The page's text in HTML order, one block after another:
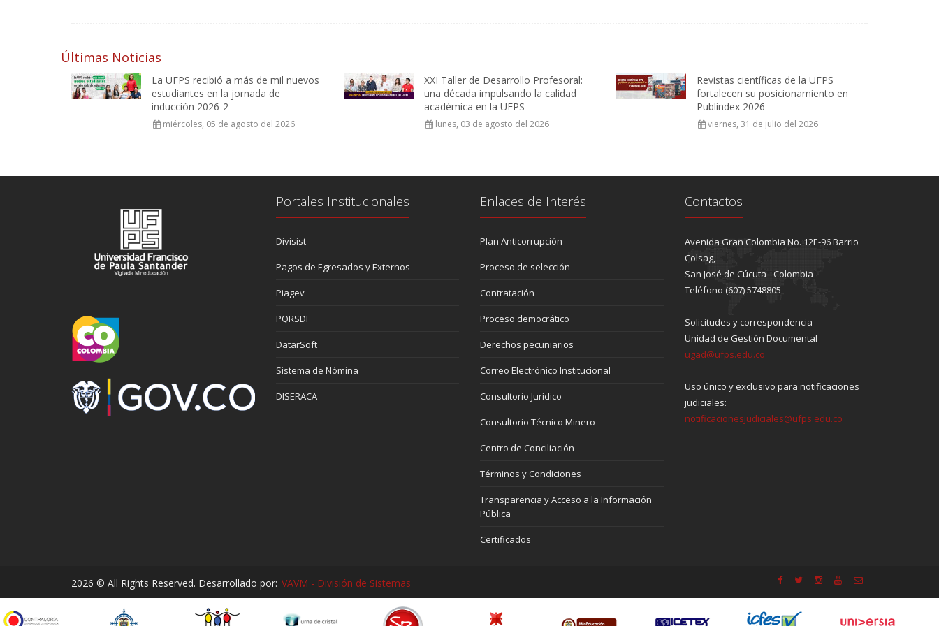
Últimas Noticias
La UFPS recibió a más de mil nuevos
estudiantes en la jornada de
inducción 2026-2
miércoles, 05 de agosto del 2026
XXI Taller de Desarrollo Profesoral:
una década impulsando la calidad
académica en la UFPS
lunes, 03 de agosto del 2026
Revistas científicas de la UFPS
fortalecen su posicionamiento en
Publindex 2026
viernes, 31 de julio del 2026
Portales Institucionales
Divisist
Pagos de Egresados y Externos
Piagev
PQRSDF
DatarSoft
Sistema de Nómina
DISERACA
Enlaces de Interés
Plan Anticorrupción
Proceso de selección
Contratación
Proceso democrático
Derechos pecuniarios
Correo Electrónico Institucional
Consultorio Jurídico
Consultorio Técnico Minero
Centro de Conciliación
Términos y Condiciones
Transparencia y Acceso a la Información
Pública
Certificados
Contactos
Avenida Gran Colombia No. 12E-96 Barrio
Colsag,
San José de Cúcuta - Colombia
Teléfono (607) 5748805
Solicitudes y correspondencia
Unidad de Gestión Documental
ugad@ufps.edu.co
Uso único y exclusivo para notificaciones
judiciales:
notificacionesjudiciales@ufps.edu.co
2026 © All Rights Reserved. Desarrollado por: VAVM - División de Sistemas